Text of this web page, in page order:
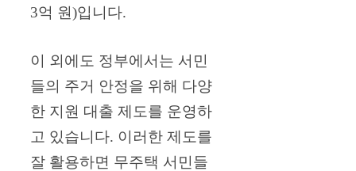
3억 원)입니다.
이 외에도 정부에서는 서민
들의 주거 안정을 위해 다양
한 지원 대출 제도를 운영하
고 있습니다. 이러한 제도를
잘 활용하면 무주택 서민들